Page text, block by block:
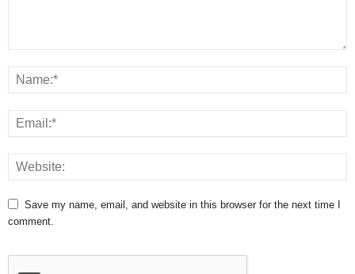
Save my name, email, and website in this browser for the next time I
comment.